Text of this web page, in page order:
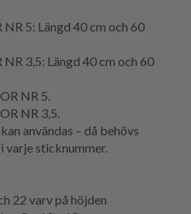
5: Längd 40 cm och 60
3,5: Längd 40 cm och 60
NR 5.
NR 3,5.
kan användas – då behövs
varje sticknummer.
22 varvpå höjden